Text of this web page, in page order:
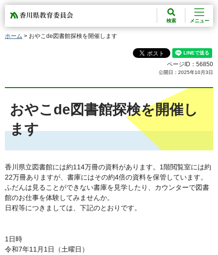
香川県教育委員会
検索 メニュー
ホーム > おやこde図書館探検を開催します
ページID：56850
公開日：2025年10月3日
おやこde図書館探検を開催し
ます
香川県立図書館には約114万冊の資料があります。1階閲覧室には約
22万冊ありますが、書庫にはその約4倍の資料を保管しています。
ふだんは見ることができない書庫を見学したり、カウンターで図書
館のお仕事を体験してみませんか。
日程等につきましては、下記のとおりです。
1日時
令和7年11月1日（土曜日）